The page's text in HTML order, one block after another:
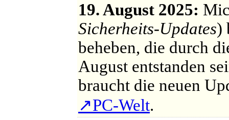
19. August 2025:
Sicherheits-Updates)
beheben, die durch
August entstanden
braucht die neuen
↗PC-Welt.